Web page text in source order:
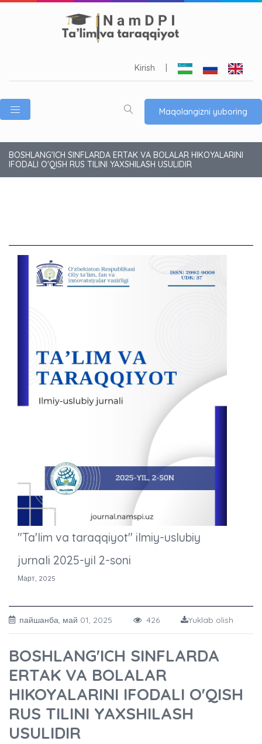
Kirish
Maqolangizni yuboring
BOSHLANG'ICH SINFLARDA ERTAK VA BOLALAR HIKOYALARINI
IFODALI O'QISH RUS TILINI YAXSHILASH USULIDIR
"Ta'lim va taraqqiyot" ilmiy-uslubiy
jurnali 2025-yil 2-soni
Март, 2025
пайшанба, май 01, 2025 426 Yuklab olish
BOSHLANG'ICH SINFLARDA
ERTAK VA BOLALAR
HIKOYALARINI IFODALI O'QISH
RUS TILINI YAXSHILASH
USULIDIR